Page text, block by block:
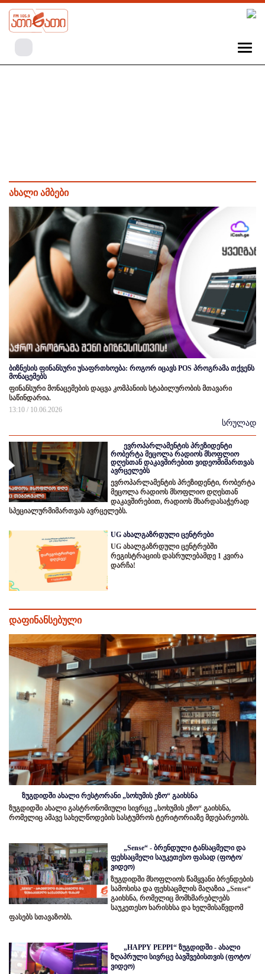
ახალი ამბები
ბიზნესის ფინანსური უსაფრთხოება: როგორ იცავს POS პროგრამა თქვენს
მონაცემებს
ფინანსური მონაცემების დაცვა კომპანიის სტაბილურობის მთავარი
საწინდარია.
13:10 / 10.06.2026
სრულად
ევროპარლამენტის პრეზიდენტი
რობერტა მეცოლა რადიოს მსოფლიო
დღესთან დაკავშირებით ვიდეომიმართვას
ავრცელებს
ევროპარლამენტის პრეზიდენტი, რობერტა
მეცოლა რადიოს მსოფლიო დღესთან
დაკავშირებით, რადიოს მხარდასაჭერად
სპეციალურმიმართვას ავრცელებს.
UG ახალგაზრდული ცენტრები
UG ახალგაზრდული ცენტრებში
რეგისტრაციის დასრულებამდე 1 კვირა
დარჩა!
დაფინანსებული
ზუგდიდში ახალი რესტორანი „სოხუმის ეზო“ გაიხსნა
ზუგდიდში ახალი გასტრონომიული სივრცე „სოხუმის ეზო“ გაიხსნა,
რომელიც ამავე სახელწოდების სასტუმროს ტერიტორიაზე მდებარეობს.
„Sense“ - ბრენდული ტანსაცმელი და
ფეხსაცმელი საუკეთესო ფასად (ფოტო/
ვიდეო)
ზუგდიდში მსოფლიოს წამყვანი ბრენდების
სამოსისა და ფეხსაცმლის მაღაზია „Sense“
გაიხსნა, რომელიც მომხმარებლებს
საუკეთესო ხარისხსა და ხელმისაწვდომ
ფასებს სთავაზობს.
„HAPPY PEPPI“ ზუგდიდში - ახალი
ზღაპრული სივრცე ბავშვებისთვის (ფოტო/
ვიდეო)